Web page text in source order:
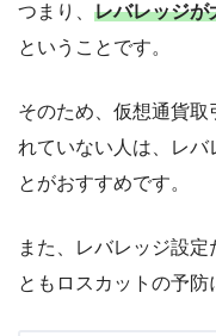
つまり、 レバレッジが
ということです。
そのため、仮想通貨
れていない人は、レバ
とがおすすめです。
また、レバレッジ設定
ともロスカットの予防